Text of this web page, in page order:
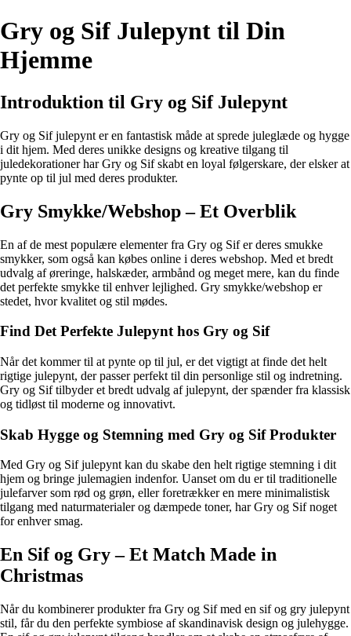
Gry og Sif Julepynt til Din
Hjemme
Introduktion til Gry og Sif Julepynt
Gry og Sif julepynt er en fantastisk måde at sprede juleglæde og hygge
i dit hjem. Med deres unikke designs og kreative tilgang til
juledekorationer har Gry og Sif skabt en loyal følgerskare, der elsker at
pynte op til jul med deres produkter.
Gry Smykke/Webshop – Et Overblik
En af de mest populære elementer fra Gry og Sif er deres smukke
smykker, som også kan købes online i deres webshop. Med et bredt
udvalg af øreringe, halskæder, armbånd og meget mere, kan du finde
det perfekte smykke til enhver lejlighed. Gry smykke/webshop er
stedet, hvor kvalitet og stil mødes.
Find Det Perfekte Julepynt hos Gry og Sif
Når det kommer til at pynte op til jul, er det vigtigt at finde det helt
rigtige julepynt, der passer perfekt til din personlige stil og indretning.
Gry og Sif tilbyder et bredt udvalg af julepynt, der spænder fra klassisk
og tidløst til moderne og innovativt.
Skab Hygge og Stemning med Gry og Sif Produkter
Med Gry og Sif julepynt kan du skabe den helt rigtige stemning i dit
hjem og bringe julemagien indenfor. Uanset om du er til traditionelle
julefarver som rød og grøn, eller foretrækker en mere minimalistisk
tilgang med naturmaterialer og dæmpede toner, har Gry og Sif noget
for enhver smag.
En Sif og Gry – Et Match Made in
Christmas
Når du kombinerer produkter fra Gry og Sif med en sif og gry julepynt
stil, får du den perfekte symbiose af skandinavisk design og julehygge.